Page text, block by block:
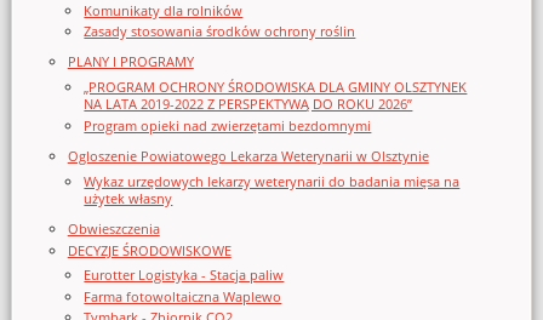
Komunikaty dla rolników
Zasady stosowania środków ochrony roślin
PLANY I PROGRAMY
„PROGRAM OCHRONY ŚRODOWISKA DLA GMINY OLSZTYNEK
NA LATA 2019-2022 Z PERSPEKTYWĄ DO ROKU 2026”
Program opieki nad zwierzętami bezdomnymi
Ogloszenie Powiatowego Lekarza Weterynarii w Olsztynie
Wykaz urzędowych lekarzy weterynarii do badania mięsa na
użytek własny
Obwieszczenia
DECYZJE ŚRODOWISKOWE
Eurotter Logistyka - Stacja paliw
Farma fotowoltaiczna Waplewo